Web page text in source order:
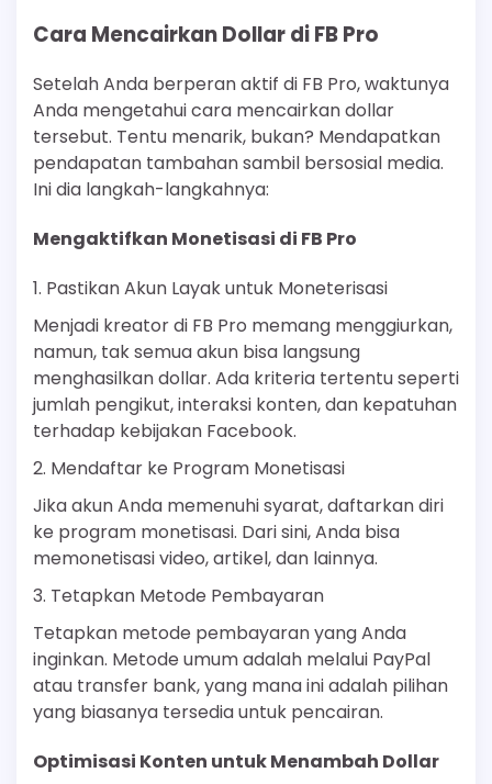
Cara Mencairkan Dollar di FB Pro
Setelah Anda berperan aktif di FB Pro, waktunya
Anda mengetahui cara mencairkan dollar
tersebut. Tentu menarik, bukan? Mendapatkan
pendapatan tambahan sambil bersosial media.
Ini dia langkah-langkahnya:
Mengaktifkan Monetisasi di FB Pro
1. Pastikan Akun Layak untuk Moneterisasi
Menjadi kreator di FB Pro memang menggiurkan,
namun, tak semua akun bisa langsung
menghasilkan dollar. Ada kriteria tertentu seperti
jumlah pengikut, interaksi konten, dan kepatuhan
terhadap kebijakan Facebook.
2. Mendaftar ke Program Monetisasi
Jika akun Anda memenuhi syarat, daftarkan diri
ke program monetisasi. Dari sini, Anda bisa
memonetisasi video, artikel, dan lainnya.
3. Tetapkan Metode Pembayaran
Tetapkan metode pembayaran yang Anda
inginkan. Metode umum adalah melalui PayPal
atau transfer bank, yang mana ini adalah pilihan
yang biasanya tersedia untuk pencairan.
Optimisasi Konten untuk Menambah Dollar